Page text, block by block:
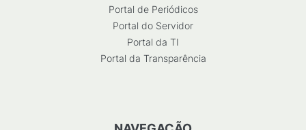
Portal de Periódicos
Portal do Servidor
Portal da TI
Portal da Transparência